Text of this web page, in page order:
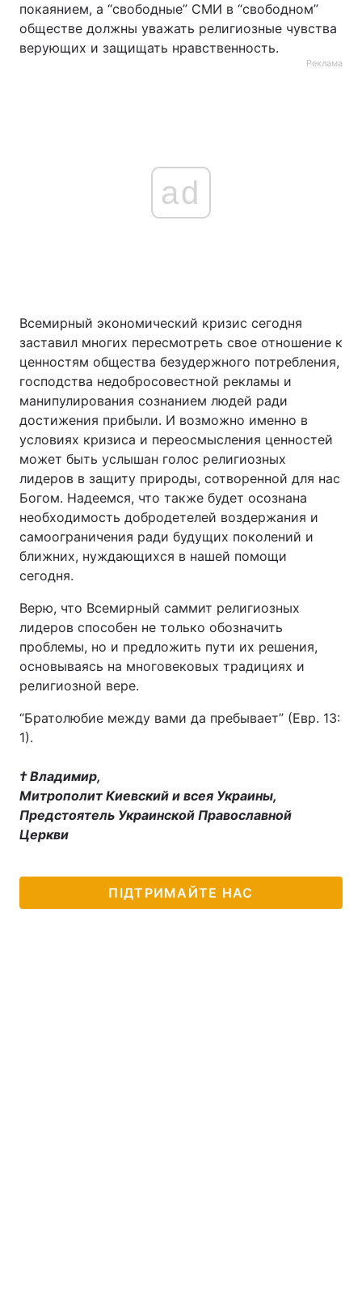
покаянием, а “свободные” СМИ в “свободном”
обществе должны уважать религиозные чувства
верующих и защищать нравственность.
Реклама
ad
Всемирный экономический кризис сегодня
заставил многих пересмотреть свое отношение к
ценностям общества безудержного потребления,
господства недобросовестной рекламы и
манипулирования сознанием людей ради
достижения прибыли. И возможно именно в
условиях кризиса и переосмысления ценностей
может быть услышан голос религиозных
лидеров в защиту природы, сотворенной для нас
Богом. Надеемся, что также будет осознана
необходимость добродетелей воздержания и
самоограничения ради будущих поколений и
ближних, нуждающихся в нашей помощи
сегодня.
Верю, что Всемирный саммит религиозных
лидеров способен не только обозначить
проблемы, но и предложить пути их решения,
основываясь на многовековых традициях и
религиозной вере.
“Братолюбие между вами да пребывает” (Евр. 13:
1).
† Владимир,
Митрополит Киевский и всея Украины,
Предстоятель Украинской Православной
Церкви
ПІДТРИМАЙТЕ НАС